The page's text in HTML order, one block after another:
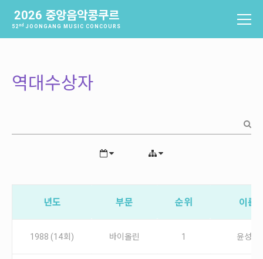
2026 중앙음악콩쿠르
52 nd JOONGANG MUSIC CONCOURS
소개
역사
참가신청
본선진출자 및 결과
역대수상자
년도 부문 순위 이름
1988 (14회) 바이올린 1 윤성원